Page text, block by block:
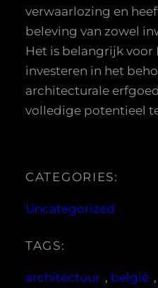
verwaarlozing en
beleving van zowel
Het is belangrijk
investeren in het
architecturale
volledige potentieel
CATEGORIES:
Uncategorized
TAGS:
architectuur , belgië ,